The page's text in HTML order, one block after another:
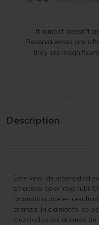
It almost doesn't
Reserva wines are
they are
Description
Este vino, de intensidad
atractivo color rojo rubí.
aromática que es
crianza. Inicialmente, se
mezclados los aromas